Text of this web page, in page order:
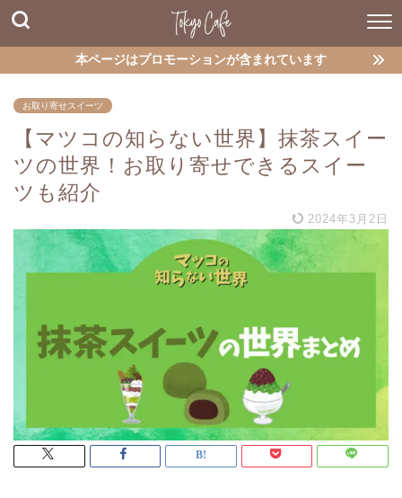
本ページはプロモーションが含まれています
お取り寄せスイーツ
【マツコの知らない世界】抹茶スイー
ツの世界！お取り寄せできるスイー
ツも紹介
2024年3月2日